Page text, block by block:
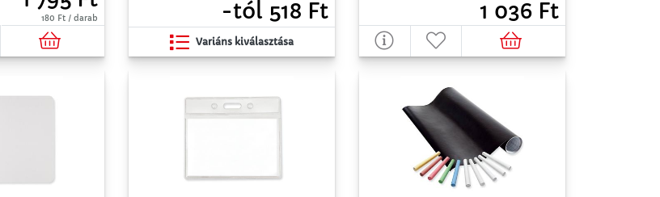
180 Ft / darab -tól 518 Ft
Variáns kiválasztása
1 036 Ft